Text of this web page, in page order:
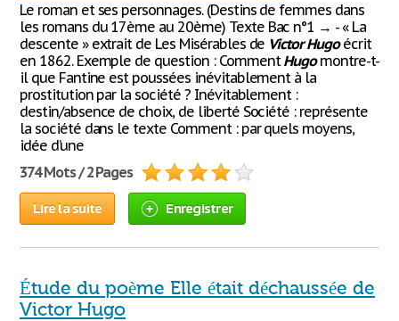
Le roman et ses personnages. (Destins de femmes dans
les romans du 17ème au 20ème) Texte Bac n°1 → - « La
descente » extrait de Les Misérables de Victor Hugoécrit
en 1862. Exemple de question : CommentHugomontre-t-
il que Fantine est poussées inévitablement à la
prostitution par la société ? Inévitablement :
destin/absence de choix, de liberté Société : représente
la société dans le texte Comment : par quels moyens,
idée d’une
374 Mots / 2 Pages
Lire la suite Enregistrer
Étude du poème Elle était déchaussée de
Victor Hugo